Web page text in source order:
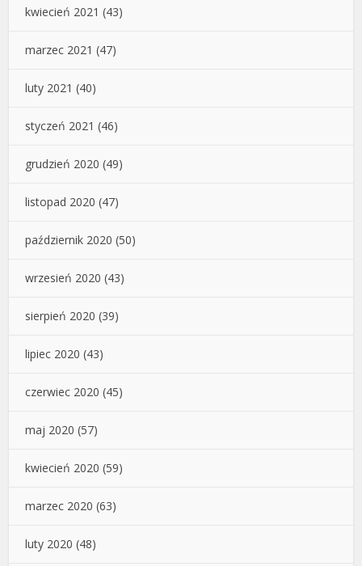
kwiecień 2021 (43)
marzec 2021 (47)
luty 2021 (40)
styczeń 2021 (46)
grudzień 2020 (49)
listopad 2020 (47)
październik 2020 (50)
wrzesień 2020 (43)
sierpień 2020 (39)
lipiec 2020 (43)
czerwiec 2020 (45)
maj 2020 (57)
kwiecień 2020 (59)
marzec 2020 (63)
luty 2020 (48)